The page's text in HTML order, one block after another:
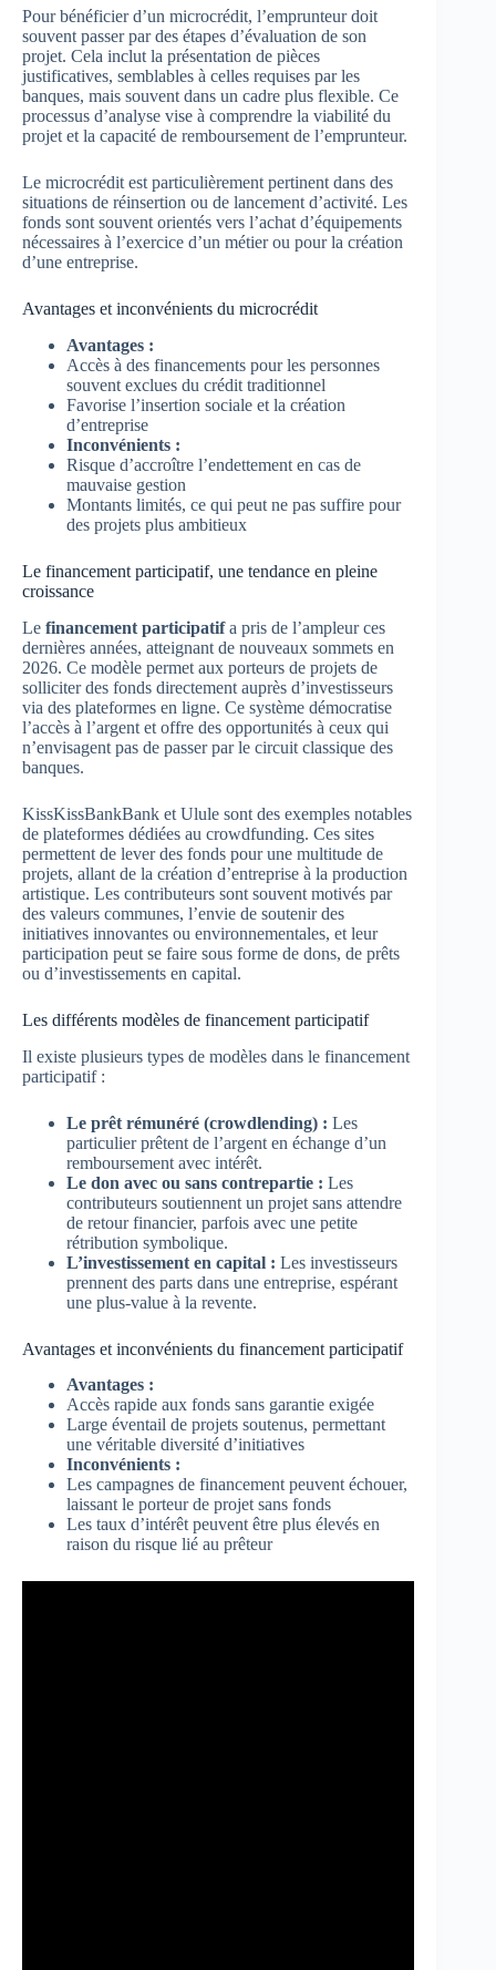
Pour bénéficier d’un microcrédit, l’emprunteur doit
souvent passer par des étapes d’évaluation de son
projet. Cela inclut la présentation de pièces
justificatives, semblables à celles requises par les
banques, mais souvent dans un cadre plus flexible. Ce
processus d’analyse vise à comprendre la viabilité du
projet et la capacité de remboursement de l’emprunteur.
Le microcrédit est particulièrement pertinent dans des
situations de réinsertion ou de lancement d’activité. Les
fonds sont souvent orientés vers l’achat d’équipements
nécessaires à l’exercice d’un métier ou pour la création
d’une entreprise.
Avantages et inconvénients du microcrédit
Avantages :
Accès à des financements pour les personnes
souvent exclues du crédit traditionnel
Favorise l’insertion sociale et la création
d’entreprise
Inconvénients :
Risque d’accroître l’endettement en cas de
mauvaise gestion
Montants limités, ce qui peut ne pas suffire pour
des projets plus ambitieux
Le financement participatif, une tendance en pleine
croissance
Le financement participatifa pris de l’ampleur ces
dernières années, atteignant de nouveaux sommets en
2026. Ce modèle permet aux porteurs de projets de
solliciter des fonds directement auprès d’investisseurs
via des plateformes en ligne. Ce système démocratise
l’accès à l’argent et offre des opportunités à ceux qui
n’envisagent pas de passer par le circuit classique des
banques.
KissKissBankBank et Ulule sont des exemples notables
de plateformes dédiées au crowdfunding. Ces sites
permettent de lever des fonds pour une multitude de
projets, allant de la création d’entreprise à la production
artistique. Les contributeurs sont souvent motivés par
des valeurs communes, l’envie de soutenir des
initiatives innovantes ou environnementales, et leur
participation peut se faire sous forme de dons, de prêts
ou d’investissements en capital.
Les différents modèles de financement participatif
Il existe plusieurs types de modèles dans le financement
participatif :
Le prêt rémunéré (crowdlending) : Les
particulier prêtent de l’argent en échange d’un
remboursement avec intérêt.
Le don avec ou sans contrepartie : Les
contributeurs soutiennent un projet sans attendre
de retour financier, parfois avec une petite
rétribution symbolique.
L’investissement en capital : Les investisseurs
prennent des parts dans une entreprise, espérant
une plus-value à la revente.
Avantages et inconvénients du financement participatif
Avantages :
Accès rapide aux fonds sans garantie exigée
Large éventail de projets soutenus, permettant
une véritable diversité d’initiatives
Inconvénients :
Les campagnes de financement peuvent échouer,
laissant le porteur de projet sans fonds
Les taux d’intérêt peuvent être plus élevés en
raison du risque lié au prêteur